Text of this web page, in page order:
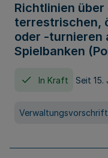
Richtlinien
terrestrischen,
oder -turnieren
Spielbanken
In Kraft Seit 15.
Verwaltungsvorschrift